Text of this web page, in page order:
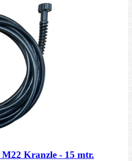
Kranzle - 15 mtr.